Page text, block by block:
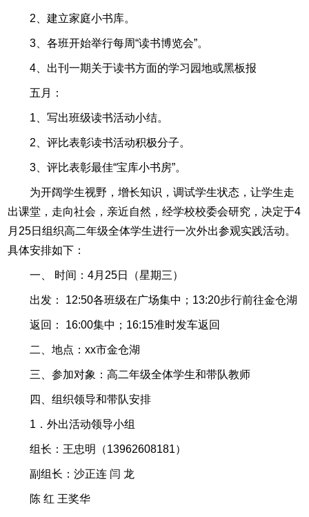
2、建立家庭小书库。
3、各班开始举行每周“读书博览会”。
4、出刊一期关于读书方面的学习园地或黑板报
五月：
1、写出班级读书活动小结。
2、评比表彰读书活动积极分子。
3、评比表彰最佳“宝库小书房”。
为开阔学生视野，增长知识，调试学生状态，让学生走
出课堂，走向社会，亲近自然，经学校校委会研究，决定于4
月25日组织高二年级全体学生进行一次外出参观实践活动。
具体安排如下：
一、 时间：4月25日（星期三）
出发： 12:50各班级在广场集中；13:20步行前往金仓湖
返回： 16:00集中；16:15准时发车返回
二、地点：xx市金仓湖
三、参加对象：高二年级全体学生和带队教师
四、组织领导和带队安排
1．外出活动领导小组
组长：王忠明（13962608181）
副组长：沙正连 闫 龙
陈 红 王奖华